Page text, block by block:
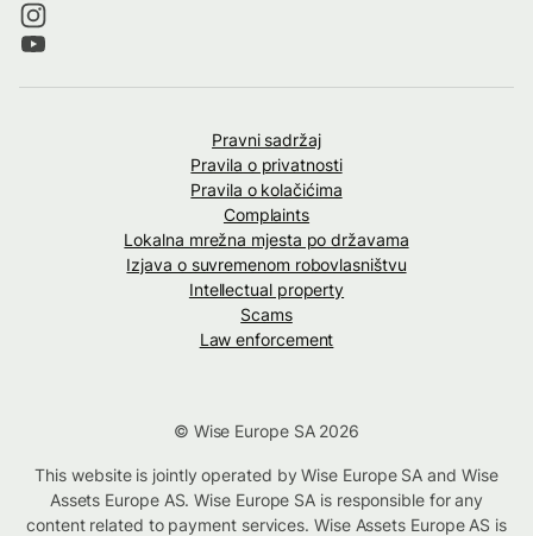
Pravni sadržaj
Pravila o privatnosti
Pravila o kolačićima
Complaints
Lokalna mrežna mjesta po državama
Izjava o suvremenom robovlasništvu
Intellectual property
Scams
Law enforcement
© Wise Europe SA 2026
This website is jointly operated by Wise Europe SA and Wise
Assets Europe AS. Wise Europe SA is responsible for any
content related to payment services. Wise Assets Europe AS is